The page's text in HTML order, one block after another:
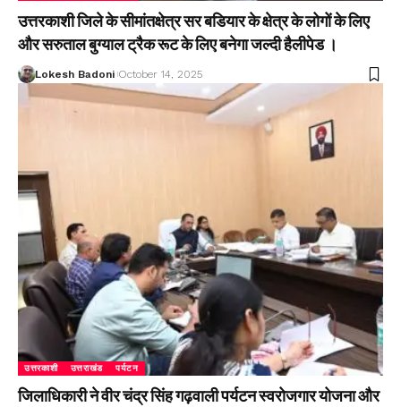
उत्तरकाशी जिले के सीमांतक्षेत्र सर बडियार के क्षेत्र के लोगों के लिए
और सरुताल बुग्याल ट्रैक रूट के लिए बनेगा जल्दी हैलीपेड ।
Lokesh Badoni October 14, 2025
उत्तरकाशी उत्तराखंड पर्यटन
जिलाधिकारी ने वीर चंद्र सिंह गढ़वाली पर्यटन स्वरोजगार योजना और